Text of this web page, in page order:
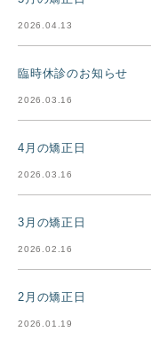
2026.04.13
臨時休診のお知らせ
2026.03.16
4月の矯正日
2026.03.16
3月の矯正日
2026.02.16
2月の矯正日
2026.01.19